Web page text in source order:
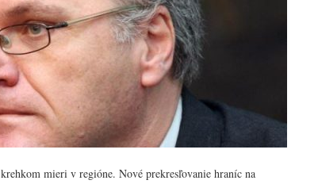
mieri v regióne. Nové prekresľovanie hraníc na